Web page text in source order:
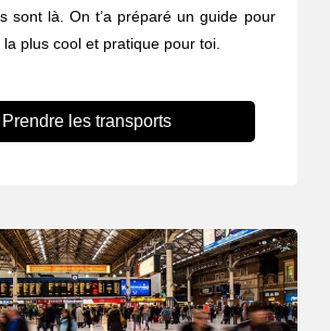
sont là. On t’a préparé un guide pour
la plus cool et pratique pour toi.
Prendre les transports